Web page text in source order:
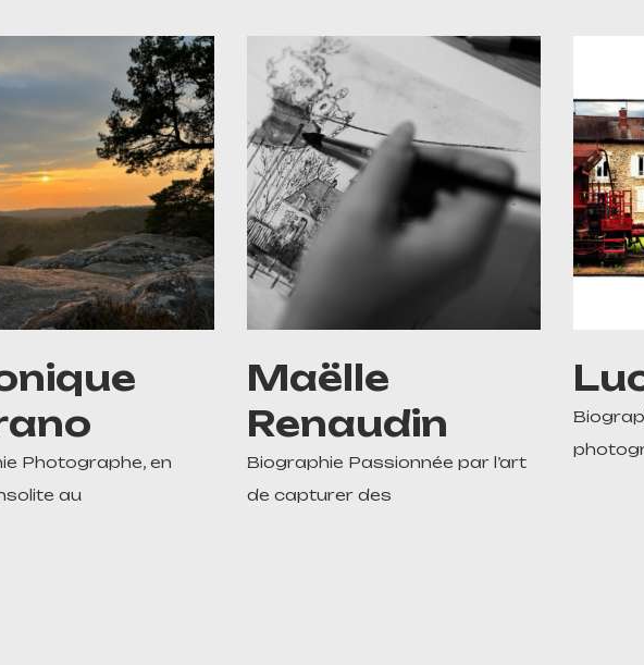
Photographe, en
au
Maëlle
Renaudin
Biographie Passionnée par l’art
de capturer des